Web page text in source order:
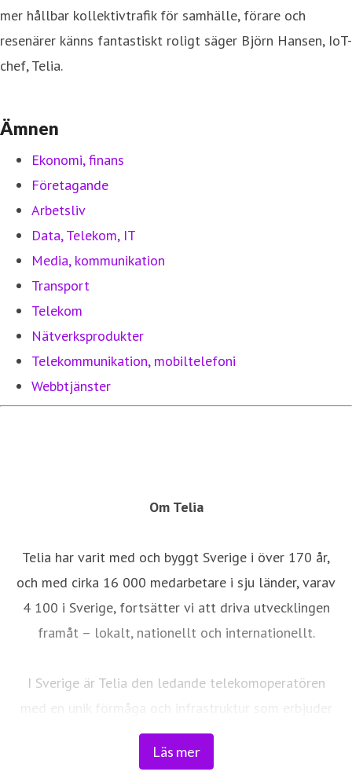
mer hållbar kollektivtrafik för samhälle, förare och
resenärer känns fantastiskt roligt säger Björn Hansen, IoT-
chef, Telia.
Ämnen
Ekonomi, finans
Företagande
Arbetsliv
Data, Telekom, IT
Media, kommunikation
Transport
Telekom
Nätverksprodukter
Telekommunikation, mobiltelefoni
Webbtjänster
Om Telia
Telia har varit med och byggt Sverige i över 170 år,
och med cirka 16 000 medarbetare i sju länder, varav
4 100 i Sverige, fortsätter vi att driva utvecklingen
framåt – lokalt, nationellt och internationellt.
I Sverige är Telia den ledande telekomoperatören
med en unik förmåga och infrastruktur som erbjuder
robust, säker och pålitlig uppkoppling – för hela
landet. Från seniorer och familjer till småföretag och
Läs mer